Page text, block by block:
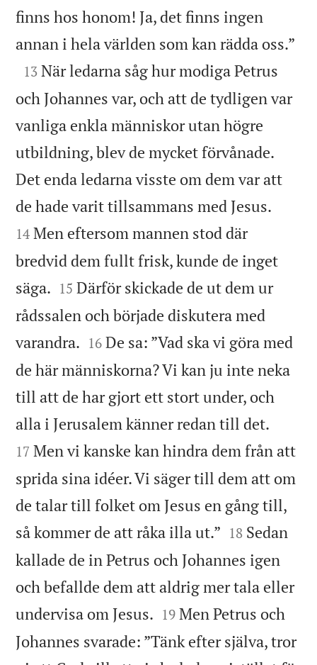
finns hos honom! Ja, det finns ingen
annan i hela världen som kan rädda oss.”

13 När ledarna såg hur modiga Petrus
och Johannes var, och att de tydligen var
vanliga enkla människor utan högre
utbildning, blev de mycket förvånade.
Det enda ledarna visste om dem var att
de hade varit tillsammans med Jesus.
14 Men eftersom mannen stod där
bredvid dem fullt frisk, kunde de inget
säga. 

15 Därför skickade de ut dem ur
rådssalen och började diskutera med
varandra. 

16 De sa: ”Vad ska vi göra med
de här människorna? Vi kan ju inte neka
till att de har gjort ett stort under, och
alla i Jerusalem känner redan till det.
17 Men vi kanske kan hindra dem från att
sprida sina idéer. Vi säger till dem att om
de talar till folket om Jesus en gång till,
så kommer de att råka illa ut.” 

18 Sedan
kallade de in Petrus och Johannes igen
och befallde dem att aldrig mer tala eller
undervisa om Jesus. 

19 Men Petrus och
Johannes svarade: ”Tänk efter själva, tror